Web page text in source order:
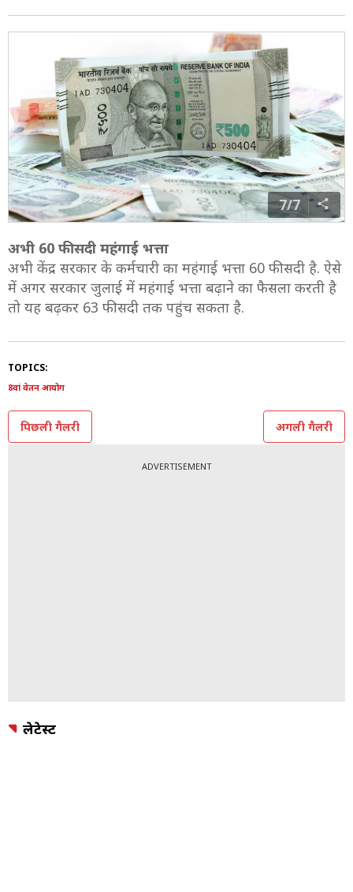
7/7
अभी 60 फीसदी महंगाई भत्ता
अभी केंद्र सरकार के कर्मचारी का महंगाई भत्ता 60 फीसदी है. ऐसे
में अगर सरकार जुलाई में महंगाई भत्ता बढ़ाने का फैसला करती है
तो यह बढ़कर 63 फीसदी तक पहुंच सकता है.
TOPICS:
8वां वेतन आयोग
पिछली गैलरी अगली गैलरी
ADVERTISEMENT
लेटेस्ट